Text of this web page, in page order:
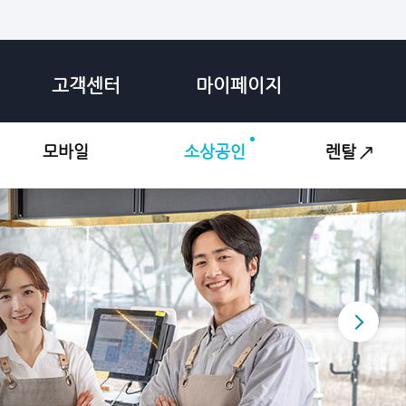
고객센터 마이페이지
모바일 소상공인 렌탈